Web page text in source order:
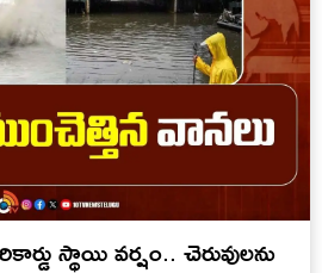
స్థాయి వర్షం.. చెరువులను